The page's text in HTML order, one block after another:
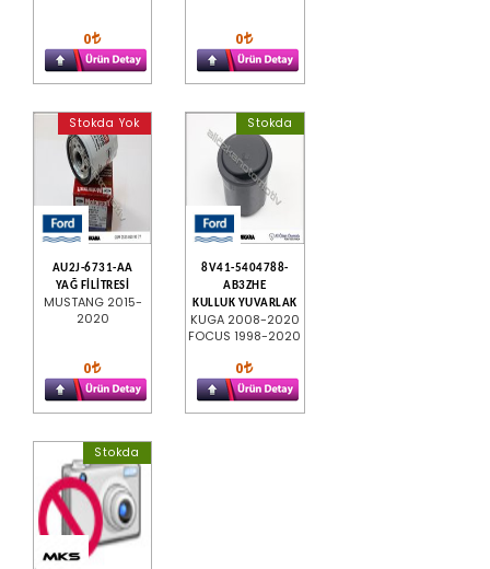
0 0
Stokda Yok
AU2J-6731-AA
YAĞ FİLİTRESİ
MUSTANG 2015-
2020
0
Stokda
8V41-5404788-
AB3ZHE
KULLUK YUVARLAK
KUGA 2008-2020
FOCUS 1998-2020
0
Stokda